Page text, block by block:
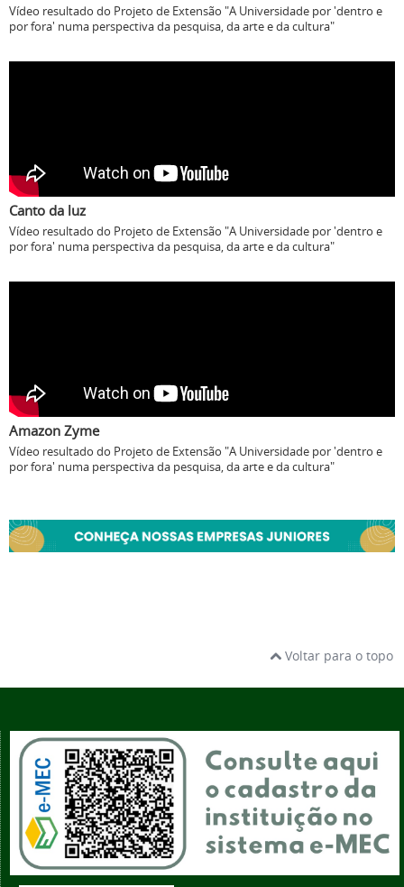
Vídeo resultado do Projeto de Extensão "A Universidade por 'dentro e
por fora' numa perspectiva da pesquisa, da arte e da cultura"
Canto da luz
Vídeo resultado do Projeto de Extensão "A Universidade por 'dentro e
por fora' numa perspectiva da pesquisa, da arte e da cultura"
Amazon Zyme
Vídeo resultado do Projeto de Extensão "A Universidade por 'dentro e
por fora' numa perspectiva da pesquisa, da arte e da cultura"
Voltar para o topo